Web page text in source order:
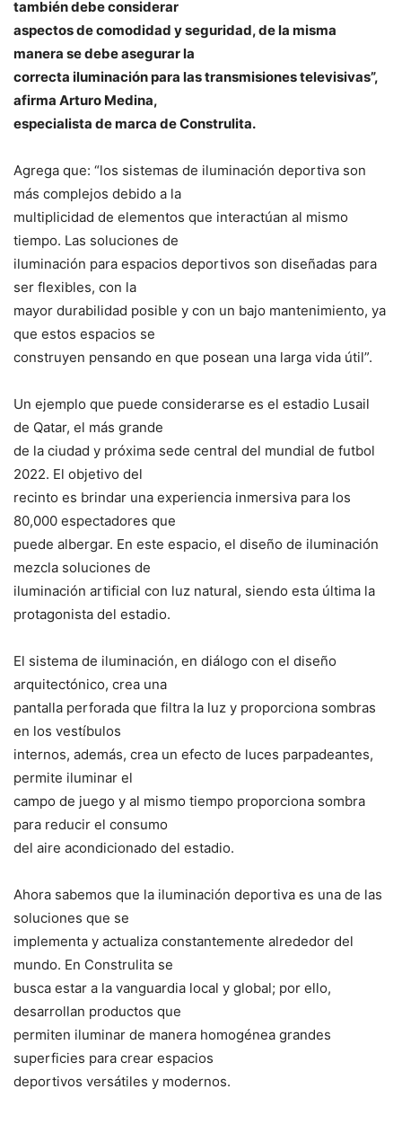
también debe considerar
aspectos de comodidad y seguridad, de la misma
manera se debe asegurar la
correcta iluminación para las transmisiones televisivas”,
afirma Arturo Medina,
especialista de marca de Construlita.
Agrega que: “los sistemas de iluminación deportiva son
más complejos debido a la
multiplicidad de elementos que interactúan al mismo
tiempo. Las soluciones de
iluminación para espacios deportivos son diseñadas para
ser flexibles, con la
mayor durabilidad posible y con un bajo mantenimiento, ya
que estos espacios se
construyen pensando en que posean una larga vida útil”.
Un ejemplo que puede considerarse es el estadio Lusail
de Qatar, el más grande
de la ciudad y próxima sede central del mundial de futbol
2022. El objetivo del
recinto es brindar una experiencia inmersiva para los
80,000 espectadores que
puede albergar. En este espacio, el diseño de iluminación
mezcla soluciones de
iluminación artificial con luz natural, siendo esta última la
protagonista del estadio.
El sistema de iluminación, en diálogo con el diseño
arquitectónico, crea una
pantalla perforada que filtra la luz y proporciona sombras
en los vestíbulos
internos, además, crea un efecto de luces parpadeantes,
permite iluminar el
campo de juego y al mismo tiempo proporciona sombra
para reducir el consumo
del aire acondicionado del estadio.
Ahora sabemos que la iluminación deportiva es una de las
soluciones que se
implementa y actualiza constantemente alrededor del
mundo. En Construlita se
busca estar a la vanguardia local y global; por ello,
desarrollan productos que
permiten iluminar de manera homogénea grandes
superficies para crear espacios
deportivos versátiles y modernos.